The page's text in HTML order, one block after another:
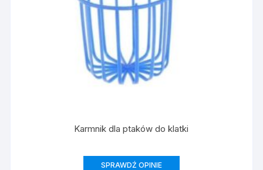
Karmnik dla ptaków do klatki
SPRAWDŹ OPINIE